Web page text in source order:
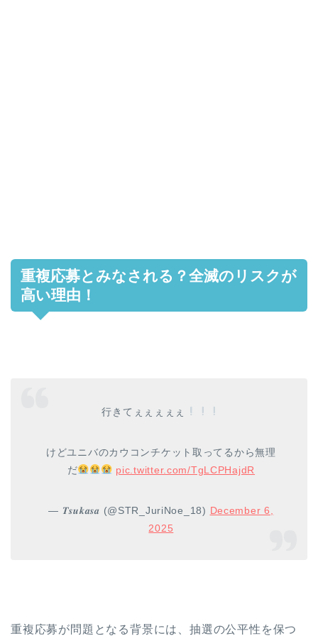
重複応募とみなされる？全滅のリスクが
高い理由！
行きてぇぇぇぇぇ
けどユニバのカウコンチケット取ってるから無理
だ
pic.twitter.com/TgLCPHajdR
— 𝑻𝒔𝒖𝒌𝒂𝒔𝒂 (@STR_JuriNoe_18) December 6,
2025
重複応募が問題となる背景には、抽選の公平性を保つ